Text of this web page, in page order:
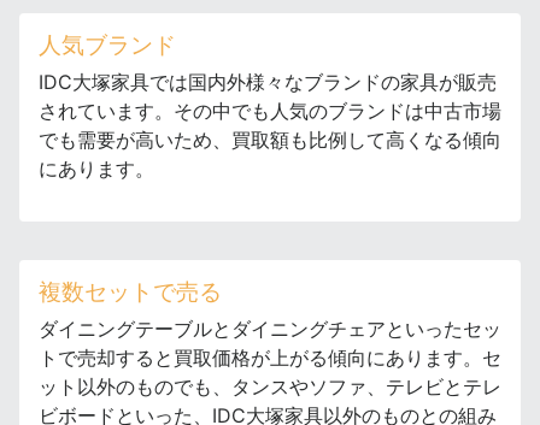
人気ブランド
IDC大塚家具では国内外様々なブランドの家具が販売
されています。その中でも人気のブランドは中古市場
でも需要が高いため、買取額も比例して高くなる傾向
にあります。
複数セットで売る
ダイニングテーブルとダイニングチェアといったセッ
トで売却すると買取価格が上がる傾向にあります。セ
ット以外のものでも、タンスやソファ、テレビとテレ
ビボードといった、IDC大塚家具以外のものとの組み